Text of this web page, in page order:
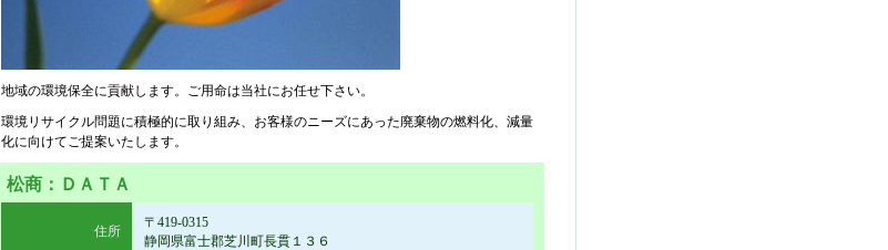
地域の環境保全に貢献します。ご用命は当社にお任せ下さい。
環境リサイクル問題に積極的に取り組み、お客様のニーズにあった廃棄物の燃料化、減量
化に向けてご提案いたします。
松商：ＤＡＴＡ
住所
〒419-0315
静岡県富士郡芝川町長貫１３６